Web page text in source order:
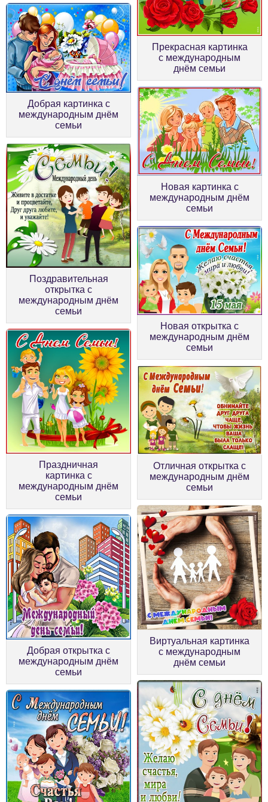
Добрая картинка с
международным днём
семьи
Прекрасная картинка
с международным
днём семьи
Поздравительная
открытка с
международным днём
семьи
Новая картинка с
международным днём
семьи
Праздничная
картинка с
международным днём
семьи
Новая открытка с
международным днём
семьи
Добрая открытка с
международным днём
семьи
Отличная открытка с
международным днём
семьи
Виртуальная картинка
с международным
днём семьи